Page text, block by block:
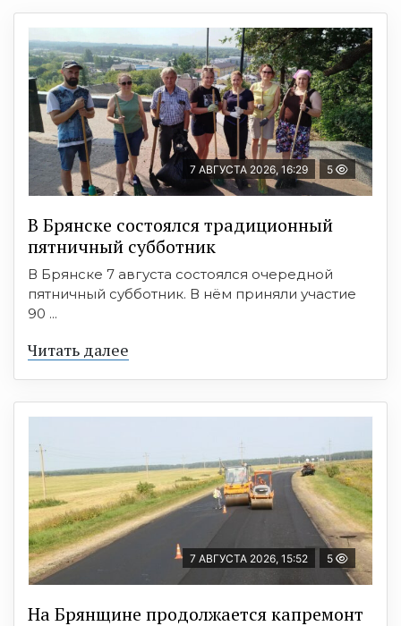
7 АВГУСТА 2026, 16:29 5
В Брянске состоялся традиционный
пятничный субботник
В Брянске 7 августа состоялся очередной
пятничный субботник. В нём приняли участие
90 ...
Читать далее
7 АВГУСТА 2026, 15:52 5
На Брянщине продолжается капремонт